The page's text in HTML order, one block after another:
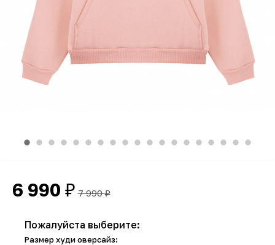
6 990 ₽ 7 990₽
Пожалуйста выберите:
Размер худи оверсайз: